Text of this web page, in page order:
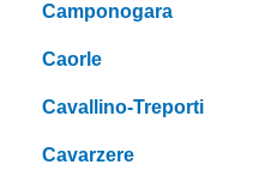
Camponogara
Caorle
Cavallino-Treporti
Cavarzere